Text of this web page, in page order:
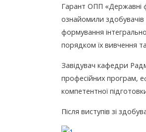
Гарант ОПП «Державні
ознайомили здобувачів
формування
порядком їх вивчення
Завідувач кафедри
професійних програм,
компетентної
Після виступів зі